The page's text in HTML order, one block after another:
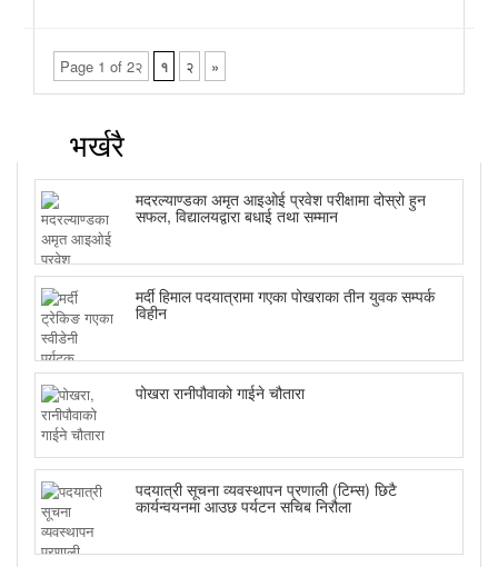
Page 1 of 2२ १ २ »
भर्खरै
मदरल्याण्डका अमृत आइओई प्रवेश परीक्षामा दोस्रो हुन
सफल, विद्यालयद्वारा बधाई तथा सम्मान
मर्दी हिमाल पदयात्रामा गएका पोखराका तीन युवक सम्पर्क
विहीन
पोखरा रानीपौवाको गाईने चौतारा
पदयात्री सूचना व्यवस्थापन प्रणाली (टिम्स) छिटै
कार्यन्वयनमा आउछ पर्यटन सचिब निरौला